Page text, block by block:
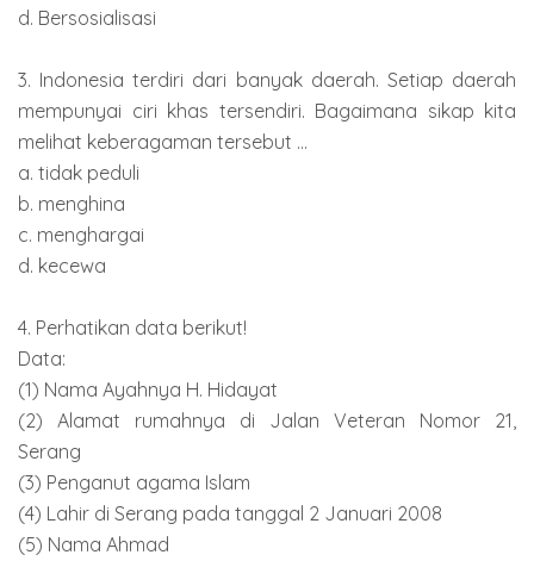
d. Bersosialisasi
3. Indonesia terdiri dari banyak daerah. Setiap daerah
mempunyai ciri khas tersendiri. Bagaimana sikap kita
melihat keberagaman tersebut ...
a. tidak peduli
b. menghina
c. menghargai
d. kecewa
4. Perhatikan data berikut!
Data:
(1) Nama Ayahnya H. Hidayat
(2) Alamat rumahnya di Jalan Veteran Nomor 21,
Serang
(3) Penganut agama Islam
(4) Lahir di Serang pada tanggal 2 Januari 2008
(5) Nama Ahmad